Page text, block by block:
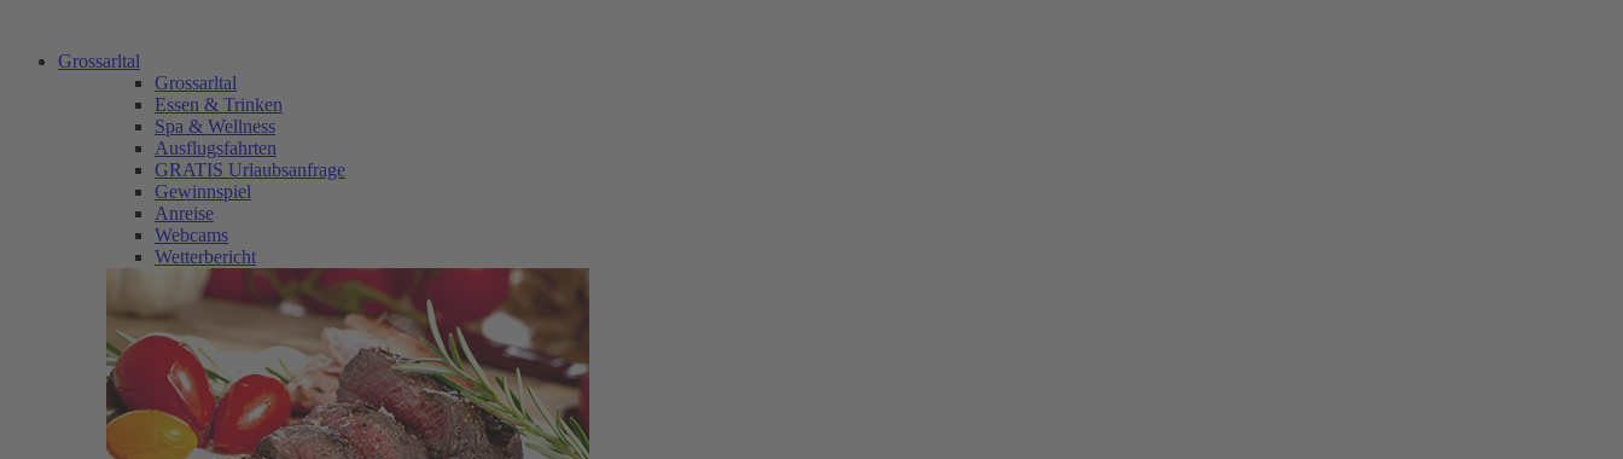
Grossarltal
Grossarltal
Essen & Trinken
Spa & Wellness
Ausflugsfahrten
GRATIS Urlaubsanfrage
Gewinnspiel
Anreise
Webcams
Wetterbericht